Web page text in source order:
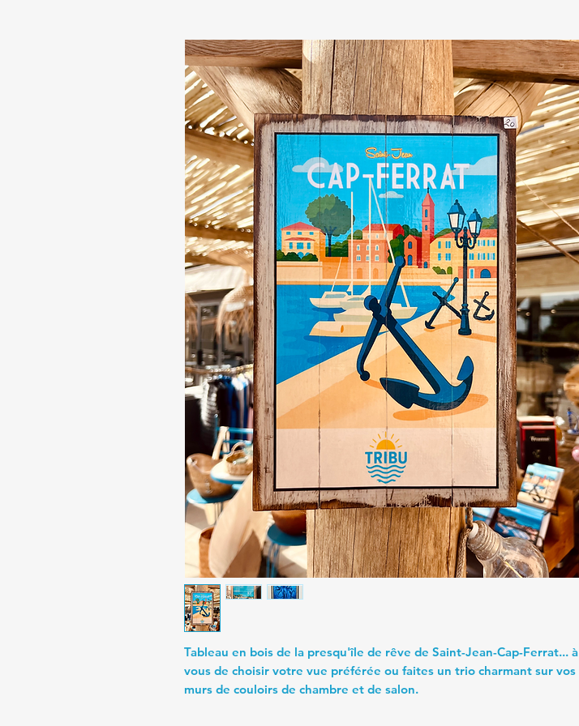
Tableau en bois de la presqu'île de rêve de Saint-Jean-Cap-Ferrat... à
vous de choisir votre vue préférée ou faites un trio charmant sur vos
murs de couloirs de chambre et de salon.